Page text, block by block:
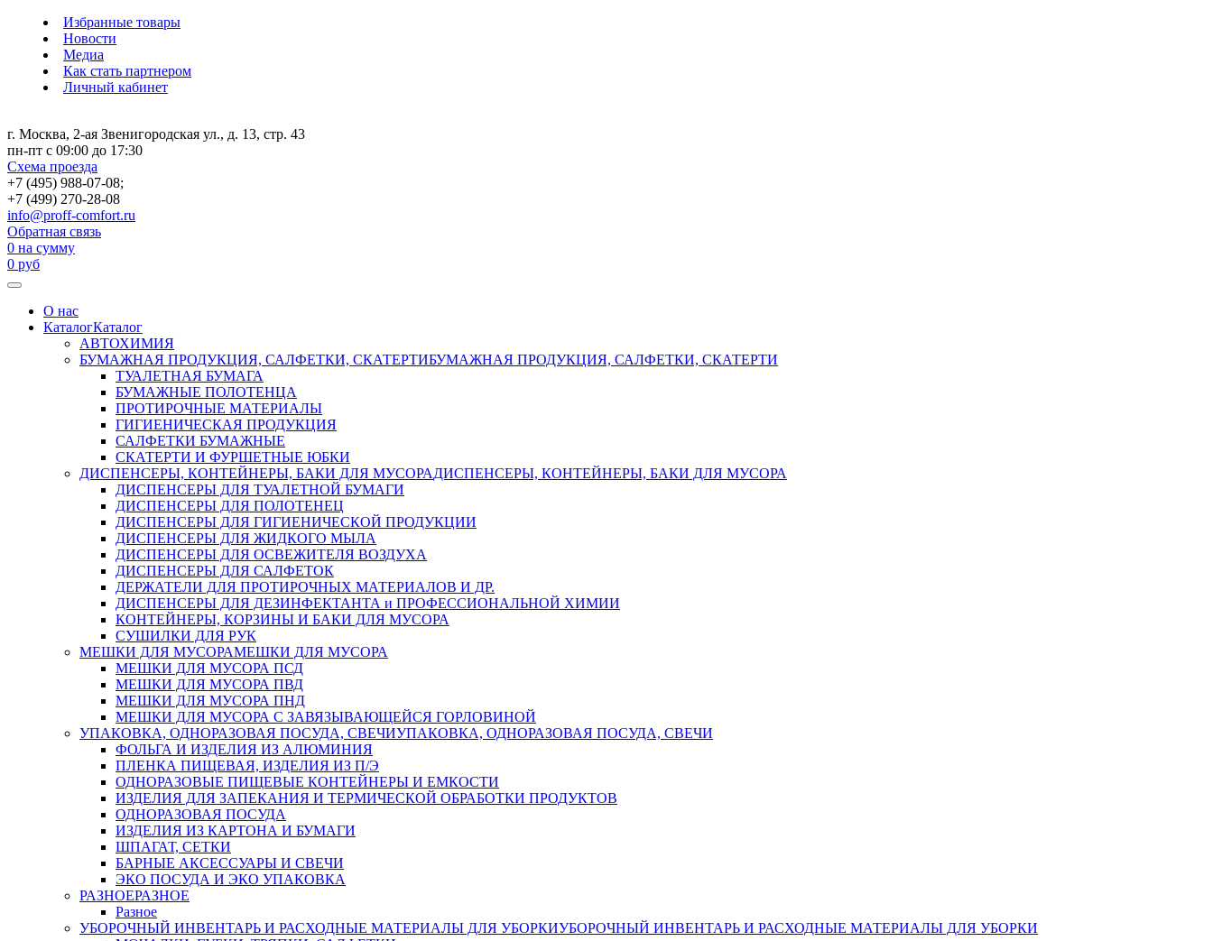
Избранные товары
Новости
Медиа
Как стать партнером
Личный кабинет
г. Москва, 2-ая Звенигородская ул., д. 13, стр. 43
пн-пт с 09:00 до 17:30
Схема проезда
+7 (495) 988-07-08;
+7 (499) 270-28-08
info@proff-comfort.ru
Обратная связь
0 на сумму
0 руб
О нас
КаталогКаталог
АВТОХИМИЯ
БУМАЖНАЯ ПРОДУКЦИЯ, САЛФЕТКИ, СКАТЕРТИБУМАЖНАЯ ПРОДУКЦИЯ, САЛФЕТКИ, СКАТЕРТИ
ТУАЛЕТНАЯ БУМАГА
БУМАЖНЫЕ ПОЛОТЕНЦА
ПРОТИРОЧНЫЕ МАТЕРИАЛЫ
ГИГИЕНИЧЕСКАЯ ПРОДУКЦИЯ
САЛФЕТКИ БУМАЖНЫЕ
СКАТЕРТИ И ФУРШЕТНЫЕ ЮБКИ
ДИСПЕНСЕРЫ, КОНТЕЙНЕРЫ, БАКИ ДЛЯ МУСОРАДИСПЕНСЕРЫ, КОНТЕЙНЕРЫ, БАКИ ДЛЯ МУСОРА
ДИСПЕНСЕРЫ ДЛЯ ТУАЛЕТНОЙ БУМАГИ
ДИСПЕНСЕРЫ ДЛЯ ПОЛОТЕНЕЦ
ДИСПЕНСЕРЫ ДЛЯ ГИГИЕНИЧЕСКОЙ ПРОДУКЦИИ
ДИСПЕНСЕРЫ ДЛЯ ЖИДКОГО МЫЛА
ДИСПЕНСЕРЫ ДЛЯ ОСВЕЖИТЕЛЯ ВОЗДУХА
ДИСПЕНСЕРЫ ДЛЯ САЛФЕТОК
ДЕРЖАТЕЛИ ДЛЯ ПРОТИРОЧНЫХ МАТЕРИАЛОВ И ДР.
ДИСПЕНСЕРЫ ДЛЯ ДЕЗИНФЕКТАНТА и ПРОФЕССИОНАЛЬНОЙ ХИМИИ
КОНТЕЙНЕРЫ, КОРЗИНЫ И БАКИ ДЛЯ МУСОРА
СУШИЛКИ ДЛЯ РУК
МЕШКИ ДЛЯ МУСОРАМЕШКИ ДЛЯ МУСОРА
МЕШКИ ДЛЯ МУСОРА ПСД
МЕШКИ ДЛЯ МУСОРА ПВД
МЕШКИ ДЛЯ МУСОРА ПНД
МЕШКИ ДЛЯ МУСОРА С ЗАВЯЗЫВАЮЩЕЙСЯ ГОРЛОВИНОЙ
УПАКОВКА, ОДНОРАЗОВАЯ ПОСУДА, СВЕЧИУПАКОВКА, ОДНОРАЗОВАЯ ПОСУДА, СВЕЧИ
ФОЛЬГА И ИЗДЕЛИЯ ИЗ АЛЮМИНИЯ
ПЛЕНКА ПИЩЕВАЯ, ИЗДЕЛИЯ ИЗ П/Э
ОДНОРАЗОВЫЕ ПИЩЕВЫЕ КОНТЕЙНЕРЫ И ЕМКОСТИ
ИЗДЕЛИЯ ДЛЯ ЗАПЕКАНИЯ И ТЕРМИЧЕСКОЙ ОБРАБОТКИ ПРОДУКТОВ
ОДНОРАЗОВАЯ ПОСУДА
ИЗДЕЛИЯ ИЗ КАРТОНА И БУМАГИ
ШПАГАТ, СЕТКИ
БАРНЫЕ АКСЕССУАРЫ И СВЕЧИ
ЭКО ПОСУДА И ЭКО УПАКОВКА
РАЗНОЕРАЗНОЕ
Разное
УБОРОЧНЫЙ ИНВЕНТАРЬ И РАСХОДНЫЕ МАТЕРИАЛЫ ДЛЯ УБОРКИУБОРОЧНЫЙ ИНВЕНТАРЬ И РАСХОДНЫЕ МАТЕРИАЛЫ ДЛЯ УБОРКИ